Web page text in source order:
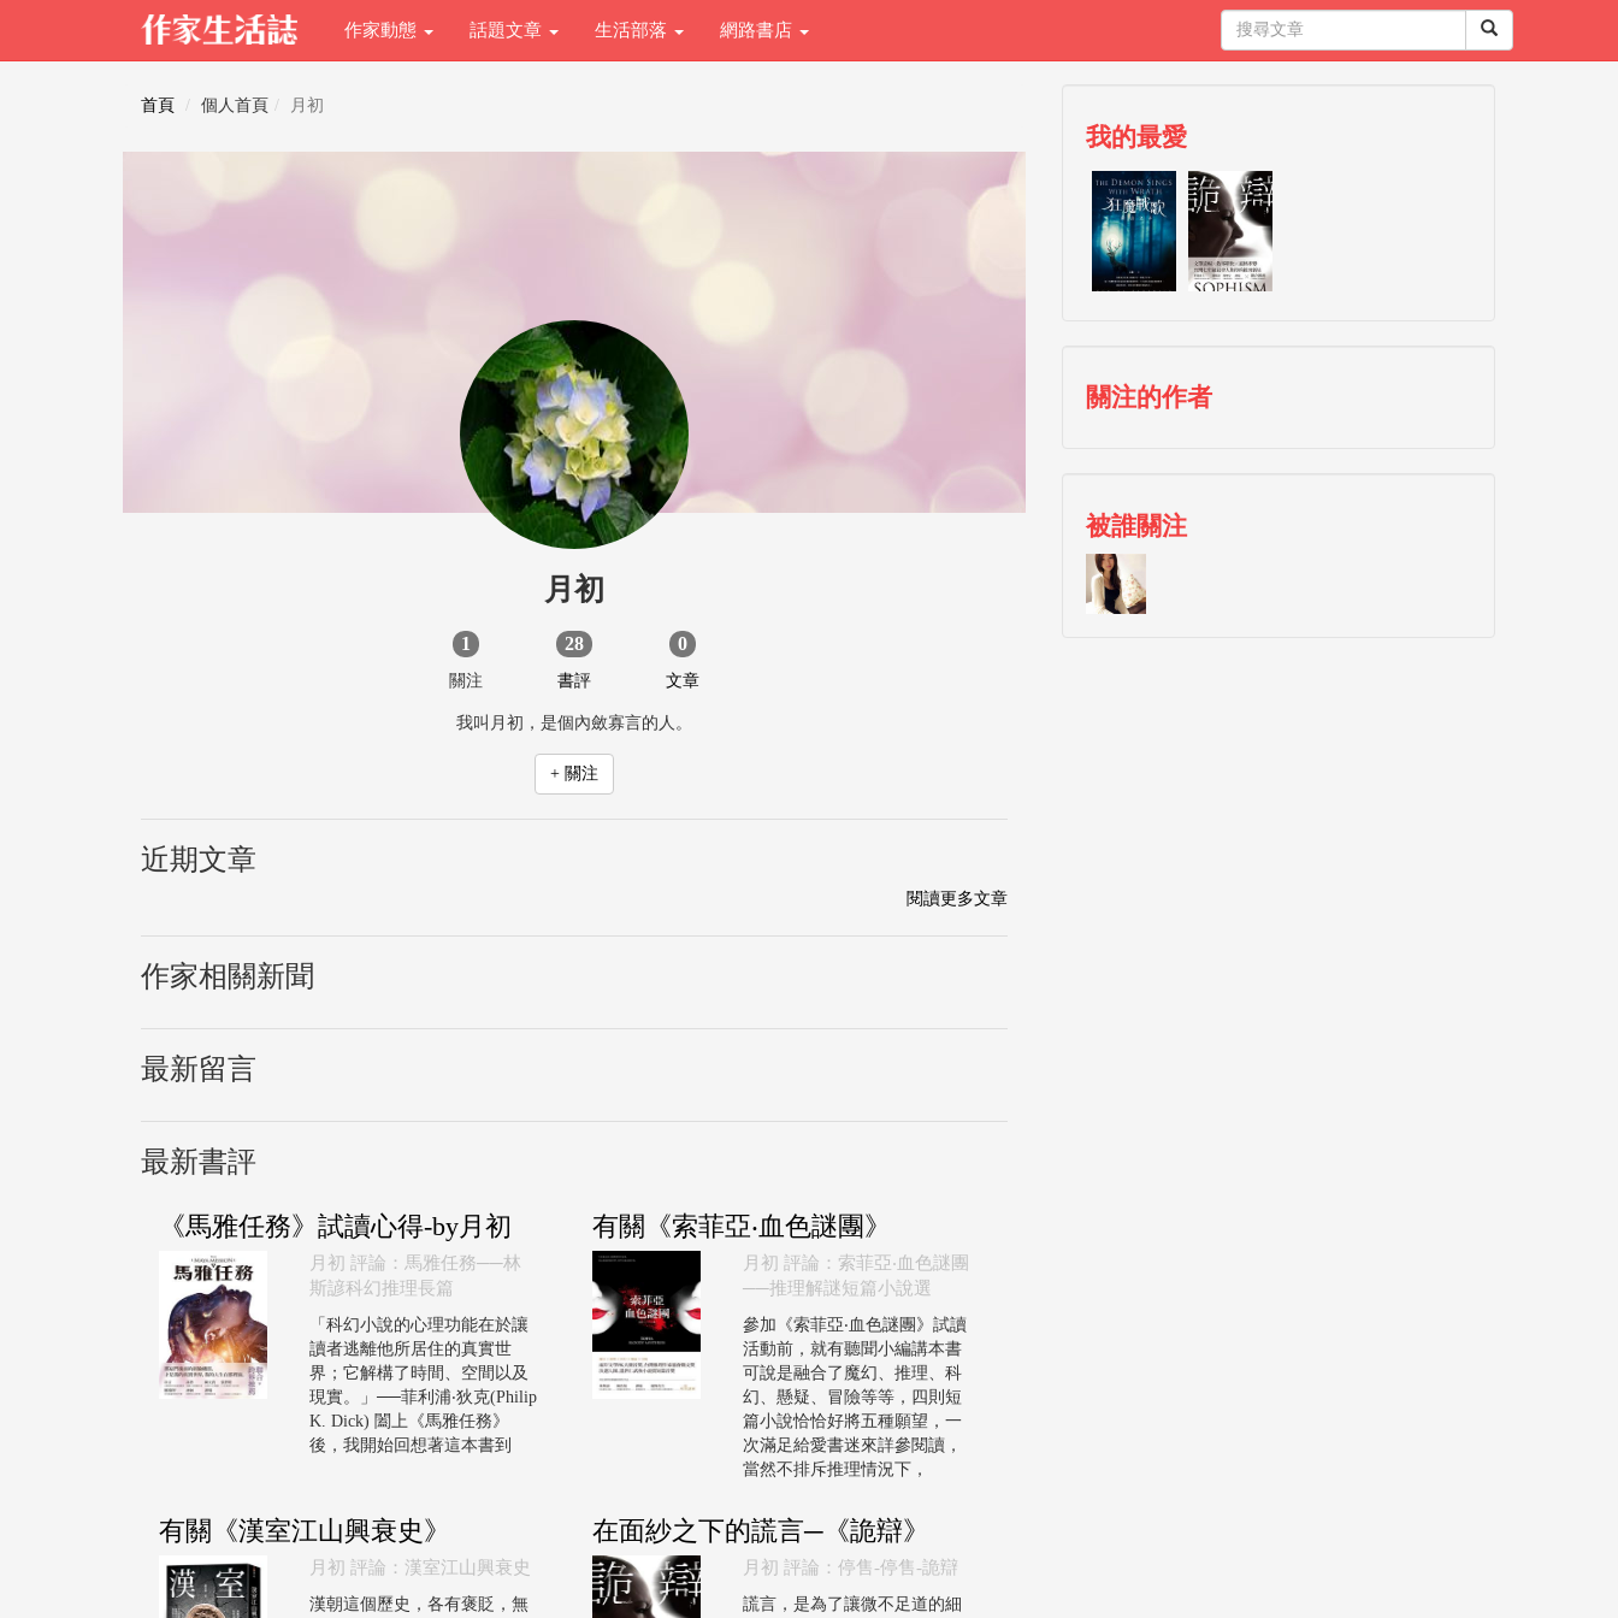
作家動態 話題文章 生活部落 網路書店
首頁 個人首頁 月初
月初
1
關注
28
書評
0
文章
我叫月初，是個內斂寡言的人。
+ 關注
近期文章
閱讀更多文章
作家相關新聞
最新留言
最新書評
《馬雅任務》試讀心得-by月初
月初 評論：馬雅任務──林
斯諺科幻推理長篇
「科幻小說的心理功能在於讓
讀者逃離他所居住的真實世
界；它解構了時間、空間以及
現實。」──菲利浦‧狄克(Philip
K. Dick) 闔上《馬雅任務》
後，我開始回想著這本書到
有關《索菲亞‧血色謎團》
月初 評論：索菲亞‧血色謎團
──推理解謎短篇小說選
參加《索菲亞‧血色謎團》試讀
活動前，就有聽聞小編講本書
可說是融合了魔幻、推理、科
幻、懸疑、冒險等等，四則短
篇小說恰恰好將五種願望，一
次滿足給愛書迷來詳參閱讀，
當然不排斥推理情況下，
有關《漢室江山興衰史》
月初 評論：漢室江山興衰史
漢朝這個歷史，各有褒貶，無
在面紗之下的謊言─《詭辯》
月初 評論：停售-停售-詭辯
謊言，是為了讓微不足道的細
我的最愛
關注的作者
被誰關注